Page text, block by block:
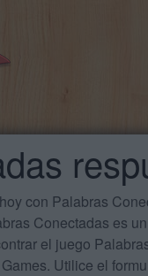
con Palabras
Conectadas es
el juego
Utilice el